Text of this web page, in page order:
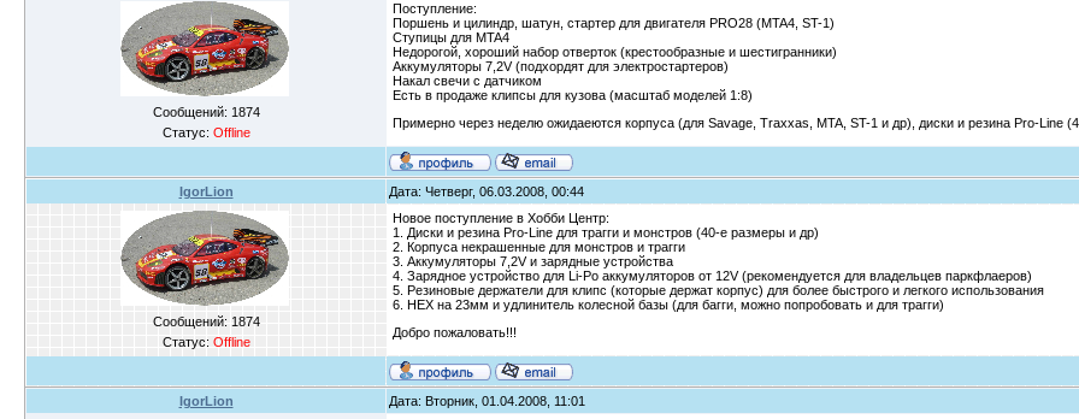
Сообщений: 1874
Статус: Offline
Поступление:
Поршень и цилиндр, шатун, стартер для двигателя PRO28 (MTA4, ST-1)
Ступицы для MTA4
Недорогой, хороший набор отверток (крестообразные и шестигранники)
Аккумуляторы 7,2V (подхордят для электростартеров)
Накал свечи с датчиком
Есть в продаже клипсы для кузова (масштаб моделей 1:8)
Примерно через неделю ожидаеются корпуса (для Savage, Traxxas, MTA, ST-1 и др), диски и резина Pro-Line
IgorLion Дата: Четверг, 06.03.2008, 00:44
Сообщений: 1874
Статус: Offline
Новое поступление в Хобби Центр:
1. Диски и резина Pro-Line для трагги и монстров (40-е размеры и др)
2. Корпуса некрашенные для монстров и трагги
3. Аккумуляторы 7,2V и зарядные устройства
4. Зарядное устройство для Li-Po аккумуляторов от 12V (рекомендуется для владельцев паркфлаеров)
5. Резиновые держатели для клипс (которые держат корпус) для более быстрого и легкого использования
6. HEX на 23мм и удлинитель колесной базы (для багги, можно попробовать и для трагги)
Добро пожаловать!!!
IgorLion Дата: Вторник, 01.04.2008, 11:01